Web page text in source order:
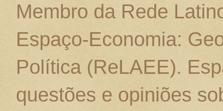
Membro da Rede
Espaço-Economia:
Política (ReLAEE).
questões e opiniões